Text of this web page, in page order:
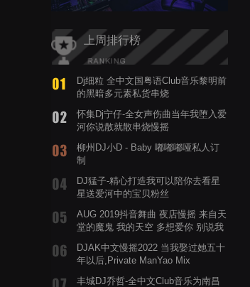
上周排行榜
Dj细粒 全中文国粤语Club音乐黎明前
的黑暗多元素私货串烧
怀集Dj宁仔-全女声伤曲当年我堕入爱
河你说散就散串烧慢摇
柳州DJ小D - Baby 嘟嘟嘟哑私人订
制
DJ猛子-精心打造我可以陪你去看星
星送爱河中的宝贝粉丝
AUG 2019抖音舞曲 夜店慢摇 来自天
堂的魔鬼 我的天空 多想爱你 别说我
DJAK中文慢摇2022 当我娶过她五十
年以后,Private ManYao Mix
丰城DJ乔哲-全中文Club音乐为南昌